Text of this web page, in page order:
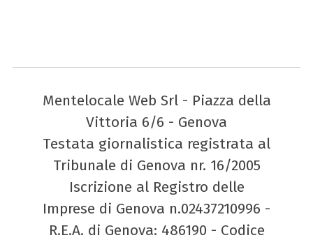
Mentelocale Web Srl - Piazza della
Vittoria 6/6 - Genova
Testata giornalistica registrata al
Tribunale di Genova nr. 16/2005
Iscrizione al Registro delle
Imprese di Genova n.02437210996 -
R.E.A. di Genova: 486190 - Codice